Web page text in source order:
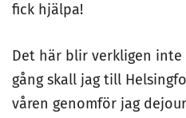
fick hjälpa!
Det här blir verkligen inte
gång skall jag till
våren genomför jag